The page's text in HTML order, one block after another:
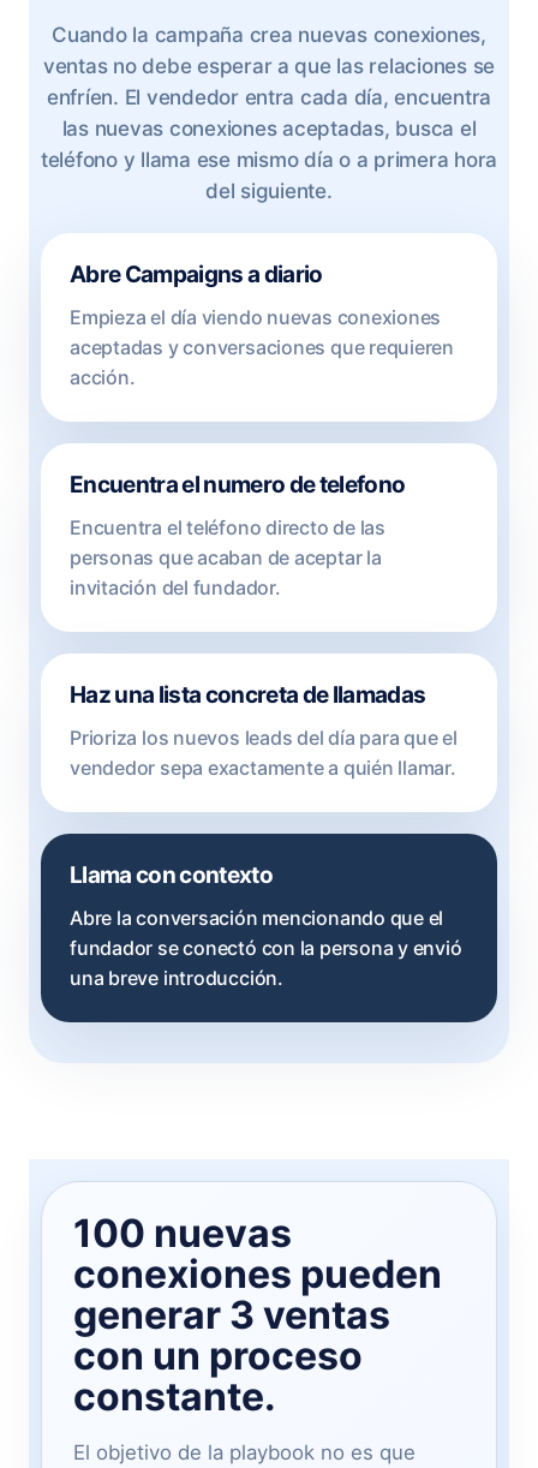
Cuando la campaña crea nuevas conexiones,
ventas no debe esperar a que las relaciones se
enfríen. El vendedor entra cada día, encuentra
las nuevas conexiones aceptadas, busca el
teléfono y llama ese mismo día o a primera hora
del siguiente.
Abre Campaigns a diario
Empieza el día viendo nuevas conexiones
aceptadas y conversaciones que requieren
acción.
Encuentra el numero de telefono
Encuentra el teléfono directo de las
personas que acaban de aceptar la
invitación del fundador.
Haz una lista concreta de llamadas
Prioriza los nuevos leads del día para que el
vendedor sepa exactamente a quién llamar.
Llama con contexto
Abre la conversación mencionando que el
fundador se conectó con la persona y envió
una breve introducción.
100 nuevas
conexiones pueden
generar 3 ventas
con un proceso
constante.
El objetivo de la playbook no es que